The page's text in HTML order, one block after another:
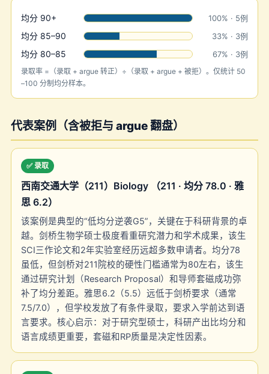
均分 90+ 100% · 5例
均分 85–90 33% · 3例
均分 80–85 67% · 3例
录取率 =（录取 + argue 转正）÷（录取 + argue + 被拒）。仅统计 50
–100 分制均分样本。
代表案例（含被拒与 argue 翻盘）
✅ 录取
西南交通大学（211）Biology （211 · 均分 78.0 · 雅
思 6.2）
该案例是典型的“低均分逆袭G5”，关键在于科研背景的卓
越。剑桥生物学硕士极度看重研究潜力和学术成果，该生
SCI三作论文和2年实验室经历远超多数申请者。均分78
虽低，但剑桥对211院校的硬性门槛通常为80左右，该生
通过研究计划（Research Proposal）和导师套磁成功弥
补了均分差距。雅思6.2（5.5）远低于剑桥要求（通常
7.5/7.0），但学校发放了有条件录取，要求入学前达到语
言要求。核心启示：对于研究型硕士，科研产出比均分和
语言成绩更重要，套磁和RP质量是决定性因素。